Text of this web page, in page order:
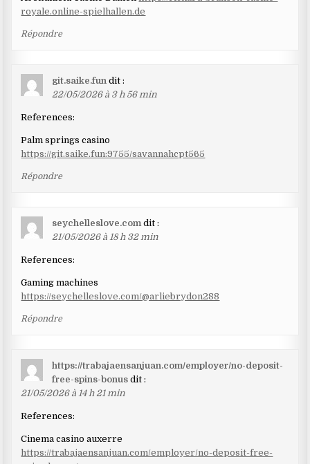
royale.online-spielhallen.de
Répondre
git.saike.fun dit :
22/05/2026 à 3 h 56 min
References:
Palm springs casino
https://git.saike.fun:9755/savannahcpt565
Répondre
seychelleslove.com dit :
21/05/2026 à 18 h 32 min
References:
Gaming machines
https://seychelleslove.com/@arliebrydon288
Répondre
https://trabajaensanjuan.com/employer/no-deposit-
free-spins-bonus dit :
21/05/2026 à 14 h 21 min
References:
Cinema casino auxerre
https://trabajaensanjuan.com/employer/no-deposit-free-